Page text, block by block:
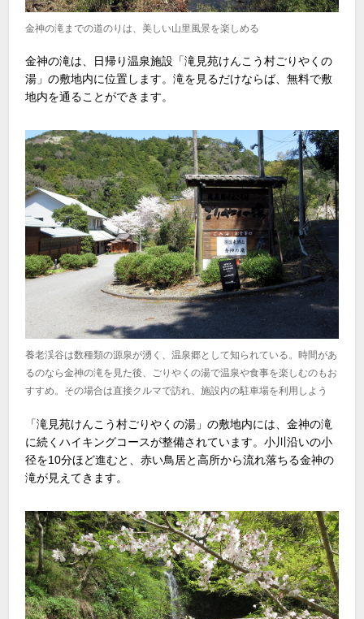
金神の滝までの道のりは、美しい山里風景を楽しめる
金神の滝は、日帰り温泉施設「滝見苑けんこう村ごりやくの
湯」の敷地内に位置します。滝を見るだけならば、無料で敷
地内を通ることができます。
養老渓谷は数種類の源泉が湧く、温泉郷として知られている。時間があ
るのなら金神の滝を見た後、ごりやくの湯で温泉や食事を楽しむのもお
すすめ。その場合は直接クルマで訪れ、施設内の駐車場を利用しよう
「滝見苑けんこう村ごりやくの湯」の敷地内には、金神の滝
に続くハイキングコースが整備されています。小川沿いの小
径を10分ほど進むと、赤い鳥居と高所から流れ落ちる金神の
滝が見えてきます。